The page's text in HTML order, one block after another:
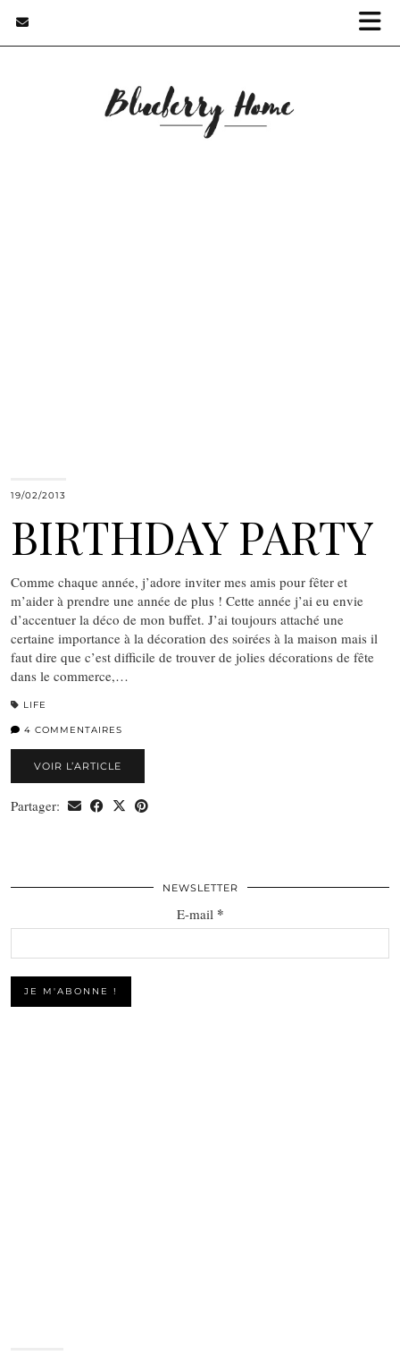
19/02/2013
BIRTHDAY PARTY
Comme chaque année, j’adore inviter mes amis pour fêter et
m’aider à prendre une année de plus ! Cette année j’ai eu envie
d’accentuer la déco de mon buffet. J’ai toujours attaché une
certaine importance à la décoration des soirées à la maison mais il
faut dire que c’est difficile de trouver de jolies décorations de fête
dans le commerce,…
LIFE
4 COMMENTAIRES
VOIR L’ARTICLE
Partager:
NEWSLETTER
E-mail *